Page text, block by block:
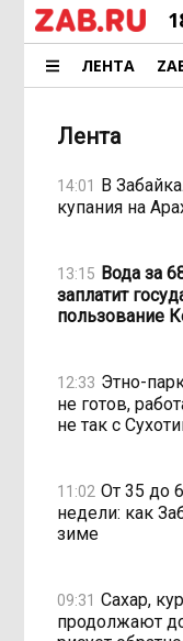
ЛЕНТА
Лента
14:01 В
купания на
13:15 Вода за
заплатит
пользование
12:33 Этно-
не готов,
не так с
11:02 От 35 до
недели: как
зиме
09:31 Сахар,
продолжают